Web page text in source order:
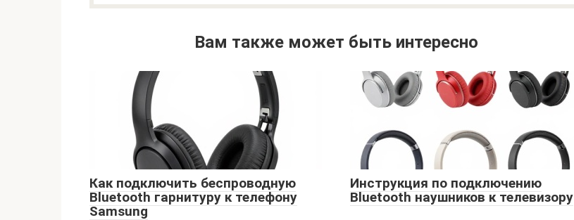
Вам также может быть интересно
Как подключить беспроводную
Bluetooth гарнитуру к телефону
Samsung
Инструкция по подключению
Bluetooth наушников к телевизору